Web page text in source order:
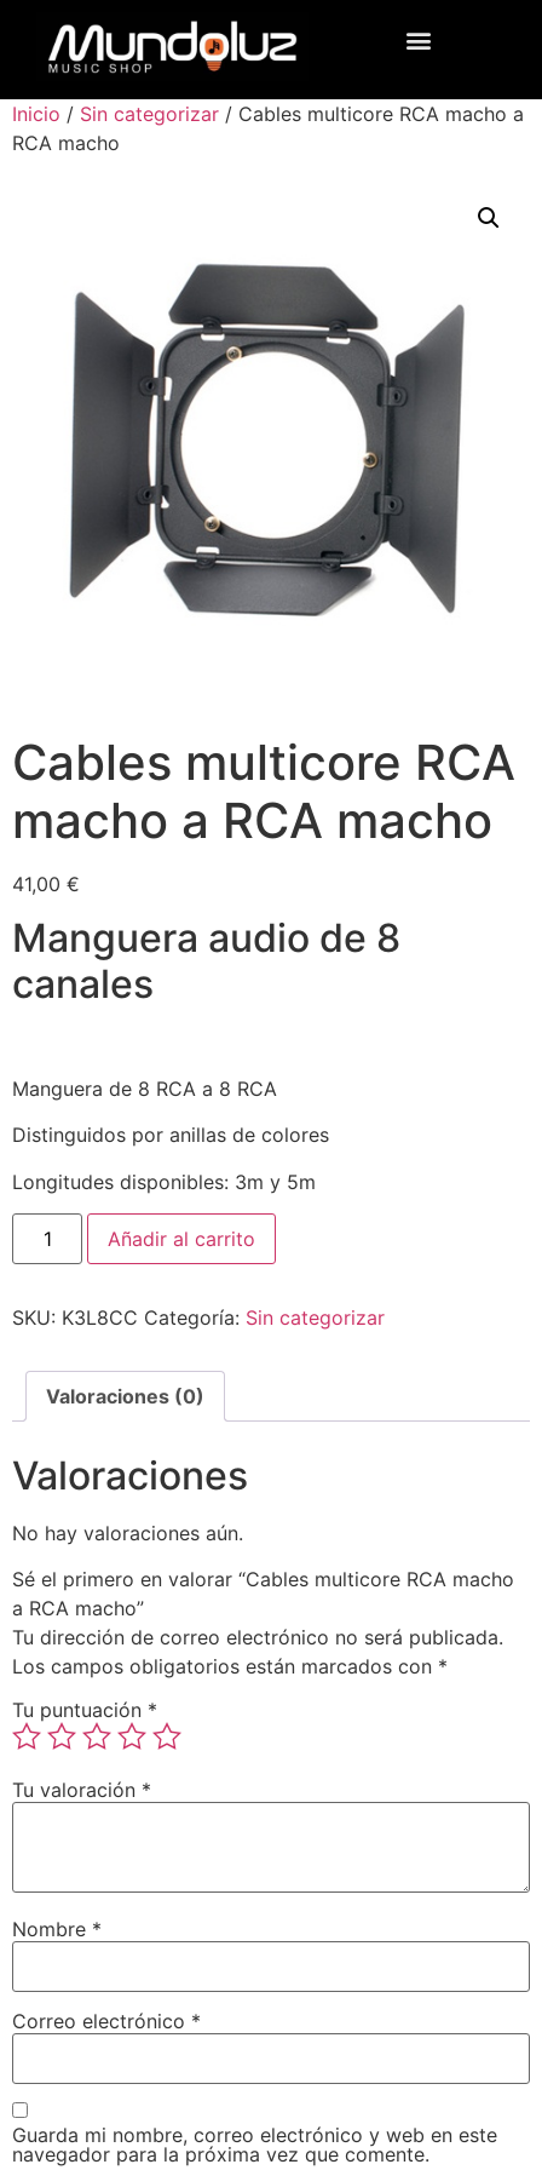
Inicio / Sin categorizar / Cables multicore RCA macho a
RCA macho
Cables multicore RCA
macho a RCA macho
41,00 €
Manguera audio de 8
canales
Manguera de 8 RCA a 8 RCA
Distinguidos por anillas de colores
Longitudes disponibles: 3m y 5m
Añadir al carrito
SKU: K3L8CC Categoría: Sin categorizar
Valoraciones (0)
Valoraciones
No hay valoraciones aún.
Sé el primero en valorar “Cables multicore RCA macho
a RCA macho”
Tu dirección de correo electrónico no será publicada.
Los campos obligatorios están marcados con *
Tu puntuación *
Tu valoración *
Nombre *
Correo electrónico *
Guarda mi nombre, correo electrónico y web en este
navegador para la próxima vez que comente.